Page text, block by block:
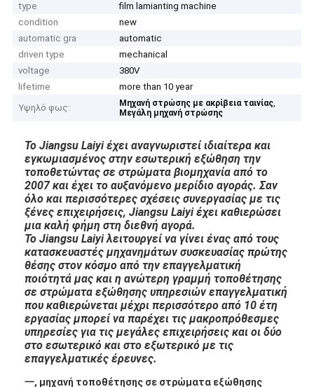
type
film lamianting machine
condition
new
automatic gra
automatic
driven type
mechanical
voltage
380V
lifetime
more than 10 year
Υψηλό φως:
Μηχανή στρώσης με ακρίβεια ταινίας,
Μεγάλη μηχανή στρώσης
Το Jiangsu Laiyi έχει αναγνωριστεί ιδιαίτερα και
εγκωμιασμένος στην εσωτερική εξώθηση την
τοποθετώντας σε στρώματα βιομηχανία από το
2007 και έχει το αυξανόμενο μερίδιο αγοράς. Σαν
όλο και περισσότερες σχέσεις συνεργασίας με τις
ξένες επιχειρήσεις, Jiangsu Laiyi έχει καθιερώσει
μια καλή φήμη στη διεθνή αγορά.
Το Jiangsu Laiyi λειτουργεί να γίνει ένας από τους
κατασκευαστές μηχανημάτων συσκευασίας πρώτης
θέσης στον κόσμο από την επαγγελματική
ποιότητά μας και η ανώτερη γραμμή τοποθέτησης
σε στρώματα εξώθησης υπηρεσιών επαγγελματική
που καθιερώνεται μέχρι περισσότερο από 10 έτη
εργασίας μπορεί να παρέχει τις μακροπρόθεσμες
υπηρεσίες για τις μεγάλες επιχειρήσεις και οι δύο
στο εσωτερικό και στο εξωτερικό με τις
επαγγελματικές έρευνες.
一, μηχανή τοποθέτησης σε στρώματα εξώθησης